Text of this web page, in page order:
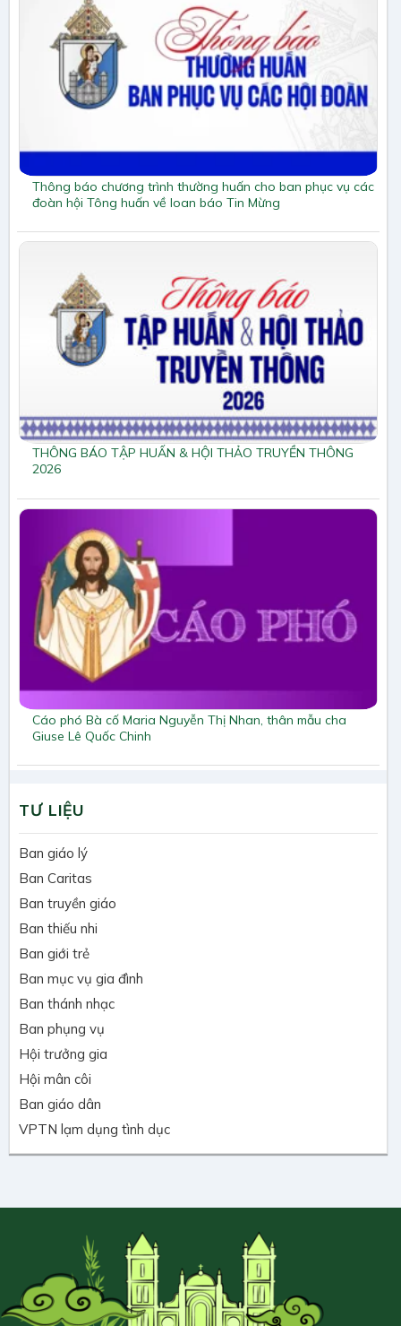
Thông báo chương trình thường huấn cho ban phục vụ các
đoàn hội Tông huấn về loan báo Tin Mừng
THÔNG BÁO TẬP HUẤN & HỘI THẢO TRUYỀN THÔNG
2026
Cáo phó Bà cố Maria Nguyễn Thị Nhan, thân mẫu cha
Giuse Lê Quốc Chinh
TƯ LIỆU
Ban giáo lý
Ban Caritas
Ban truyền giáo
Ban thiếu nhi
Ban giới trẻ
Ban mục vụ gia đình
Ban thánh nhạc
Ban phụng vụ
Hội trưởng gia
Hội mân côi
Ban giáo dân
VPTN lạm dụng tình dục